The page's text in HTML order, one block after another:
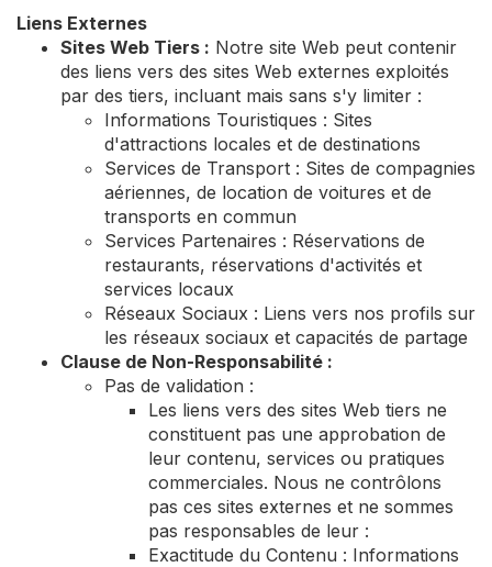
Liens Externes
Sites Web Tiers : Notre site Web peut contenir
des liens vers des sites Web externes exploités
par des tiers, incluant mais sans s'y limiter :
Informations Touristiques : Sites
d'attractions locales et de destinations
Services de Transport : Sites de compagnies
aériennes, de location de voitures et de
transports en commun
Services Partenaires : Réservations de
restaurants, réservations d'activités et
services locaux
Réseaux Sociaux : Liens vers nos profils sur
les réseaux sociaux et capacités de partage
Clause de Non-Responsabilité :
Pas de validation :
Les liens vers des sites Web tiers ne
constituent pas une approbation de
leur contenu, services ou pratiques
commerciales. Nous ne contrôlons
pas ces sites externes et ne sommes
pas responsables de leur :
Exactitude du Contenu : Informations